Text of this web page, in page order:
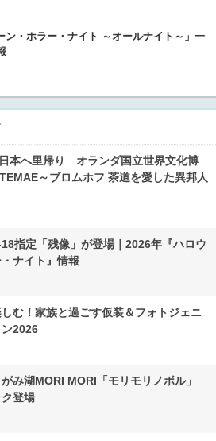
ン・ホラー・ナイト ～オールナイト～」一
本へ里帰り オランダ国立世界文化博
～ブロムホフ 茶道を愛した異邦人
指定「残像」が登場｜2026年『ハロウ
ナイト』情報
む！家族と過ごす仮装＆フォトジェニ
2026
み湖MORI MORI「モリモリノボル」
登場